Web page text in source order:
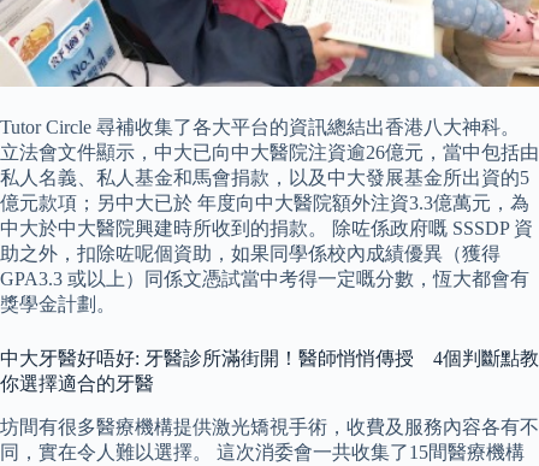
Tutor Circle 尋補收集了各大平台的資訊總結出香港八大神科。
立法會文件顯示，中大已向中大醫院注資逾26億元，當中包括由
私人名義、私人基金和馬會捐款，以及中大發展基金所出資的5
億元款項；另中大已於 年度向中大醫院額外注資3.3億萬元，為
中大於中大醫院興建時所收到的捐款。 除咗係政府嘅 SSSDP 資
助之外，扣除咗呢個資助，如果同學係校內成績優異（獲得
GPA3.3 或以上）同係文憑試當中考得一定嘅分數，恆大都會有
獎學金計劃。
中大牙醫好唔好: 牙醫診所滿街開！醫師悄悄傳授 4個判斷點教
你選擇適合的牙醫
坊間有很多醫療機構提供激光矯視手術，收費及服務內容各有不
同，實在令人難以選擇。 這次消委會一共收集了15間醫療機構